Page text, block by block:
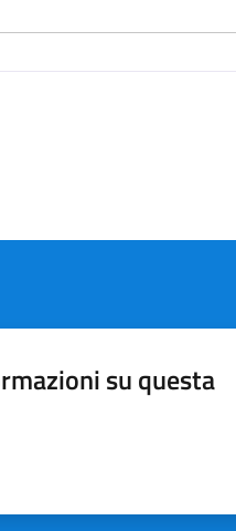
su questa